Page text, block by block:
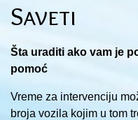
Saveti
Šta uraditi ako vam je
pomoć
Vreme za intervenciju
broja vozila kojim u tom